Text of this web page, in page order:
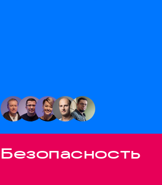
Безопасность